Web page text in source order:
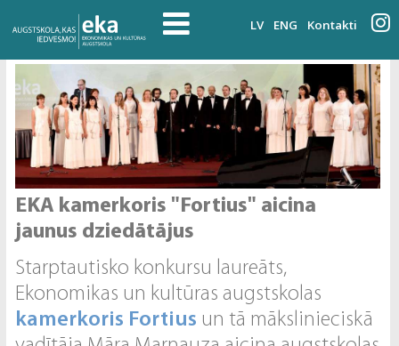
LV ENG Kontakti
EKA kamerkoris "Fortius" aicina
jaunus dziedātājus
Starptautisko konkursu laureāts,
Ekonomikas un kultūras augstskolas
kamerkoris Fortius un tā mākslinieciskā